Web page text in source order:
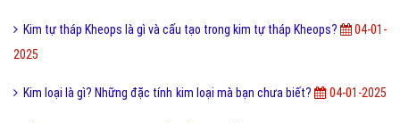
Kim tự tháp Kheops là gì và cấu tạo trong kim tự tháp Kheops?
04-01-
2025
Kim loại là gì? Những đặc tính kim loại mà bạn chưa biết? 04-01-2025